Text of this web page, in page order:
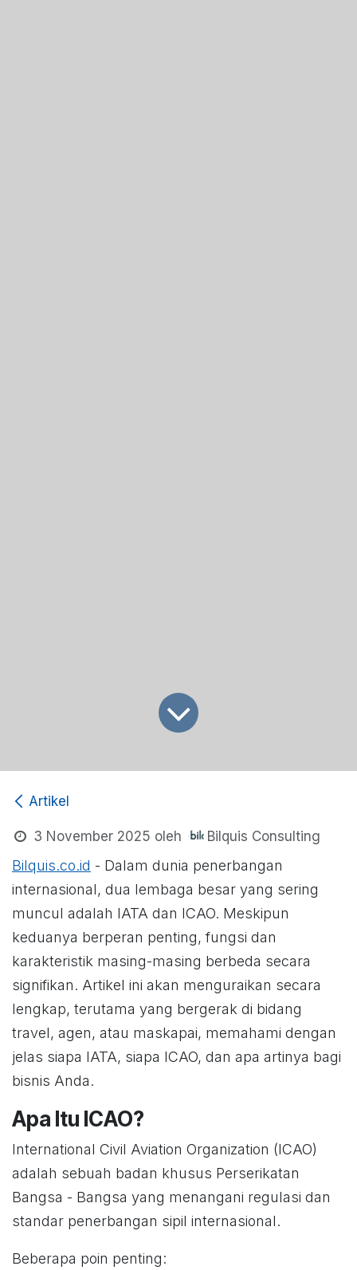
Artikel
3 November 2025 oleh Bilquis Consulting
Bilquis.co.id - Dalam dunia penerbangan
internasional, dua lembaga besar yang sering
muncul adalah IATA dan ICAO. Meskipun
keduanya berperan penting, fungsi dan
karakteristik masing-masing berbeda secara
signifikan. Artikel ini akan menguraikan secara
lengkap, terutama yang bergerak di bidang
travel, agen, atau maskapai, memahami dengan
jelas siapa IATA, siapa ICAO, dan apa artinya bagi
bisnis Anda.
Apa Itu ICAO?
International Civil Aviation Organization (ICAO)
adalah sebuah badan khusus Perserikatan
Bangsa - Bangsa yang menangani regulasi dan
standar penerbangan sipil internasional.
Beberapa poin penting: